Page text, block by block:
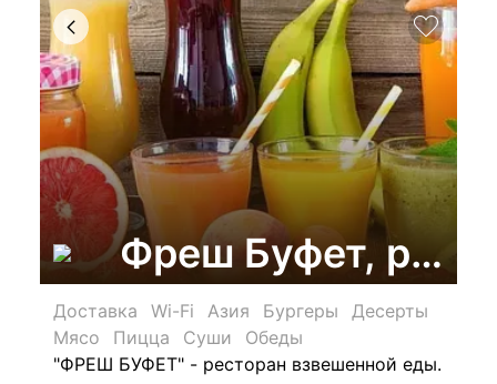
Фреш Буфет,
Доставка Wi-Fi Азия Бургеры
Десерты
Мясо
Пицца Суши
Обеды
"ФРЕШ БУФЕТ" - ресторан взвешенной еды.